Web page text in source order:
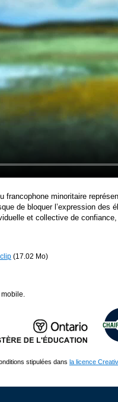
francophone minoritaire
de bloquer l’expression
et collective de
(17.02 Mo)
stipulées dans la licence